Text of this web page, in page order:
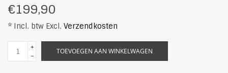
€199,90
* Incl. btw Excl. Verzendkosten
+
-
TOEVOEGEN AAN WINKELWAGEN